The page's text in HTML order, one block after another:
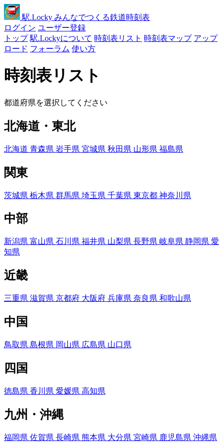
駅.Locky みんなでつくる鉄道時刻表
ログイン ユーザー登録
トップ 駅.Lockyについて 時刻表リスト 時刻表マップ アップ
ロード フォーラム 使い方
時刻表リスト
都道府県を選択してください
北海道・東北
北海道 青森県 岩手県 宮城県 秋田県 山形県 福島県
関東
茨城県 栃木県 群馬県 埼玉県 千葉県 東京都 神奈川県
中部
新潟県 富山県 石川県 福井県 山梨県 長野県 岐阜県 静岡県 愛
知県
近畿
三重県 滋賀県 京都府 大阪府 兵庫県 奈良県 和歌山県
中国
鳥取県 島根県 岡山県 広島県 山口県
四国
徳島県 香川県 愛媛県 高知県
九州・沖縄
福岡県 佐賀県 長崎県 熊本県 大分県 宮崎県 鹿児島県 沖縄県